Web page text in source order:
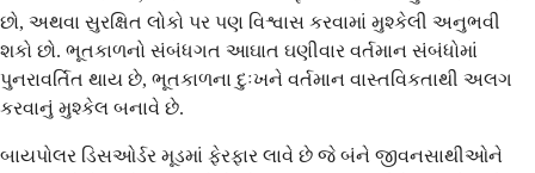
છો, અથવા સુરક્ષિત લોકો પર પણ વિશ્વાસ કરવામાં મુશ્કેલી અનુભવી
શકો છો. ભૂતકાળનો સંબંધગત આઘાત ઘણીવાર વર્તમાન સંબંધોમાં
પુનરાવર્તિત થાય છે, ભૂતકાળના દુઃખને વર્તમાન વાસ્તવિકતાથી અલગ
કરવાનું મુશ્કેલ બનાવે છે.
બાયપોલર ડિસઓર્ડર મૂડમાં ફેરફાર લાવે છે જે બંને જીવનસાથીઓને